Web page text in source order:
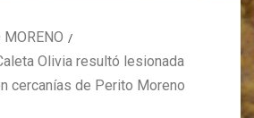
MORENO
Olivia resultó lesionada
cercanías de Perito Moreno